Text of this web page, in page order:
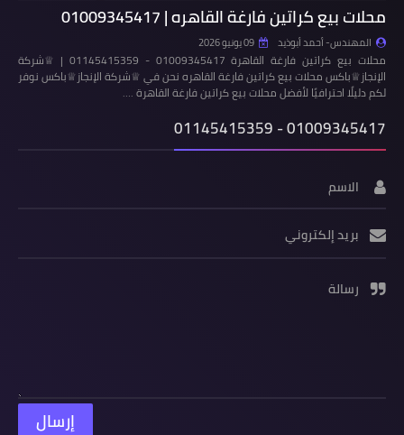
محلات بيع كراتين فارغة القاهره | 01009345417
المهندس- أحمد أبوذيد 09 يونيو 2026
محلات بيع كراتين فارغة القاهرة 01009345417 - 01145415359 | ♕شركة
الإنجاز♕باكس محلات بيع كراتين فارغة القاهره نحن في ♕شركة الإنجاز♕باكس نوفر
لكم دليلًا احترافيًا لأفضل محلات بيع كراتين فارغة القاهرة .…
01009345417 - 01145415359
الاسم
بريد إلكتروني
رسالة